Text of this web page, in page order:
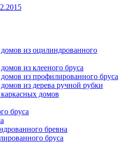
из оцилиндрованного
из клееного бруса
из профилированного бруса
из дерева ручной рубки
домов
бруса
бревна
бруса